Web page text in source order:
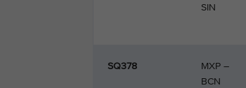
SIN​
SQ378
MXP –
BCN